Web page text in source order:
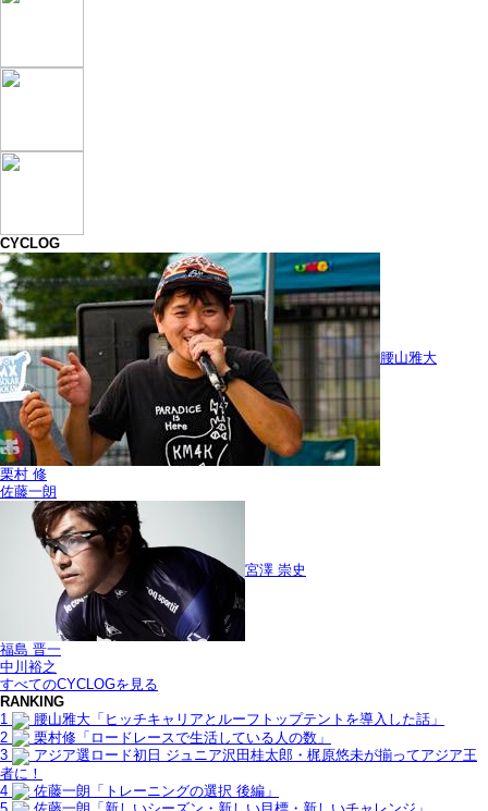
CYCLOG
腰山雅大
栗村 修
佐藤一朗
宮澤 崇史
福島 晋一
中川裕之
すべてのCYCLOGを見る
RANKING
1
腰山雅大「ヒッチキャリアとルーフトップテントを導入した話」
2
栗村修「ロードレースで生活している人の数」
3
アジア選ロード初日 ジュニア沢田桂太郎・梶原悠未が揃ってアジア王
者に！
4
佐藤一朗「トレーニングの選択 後編」